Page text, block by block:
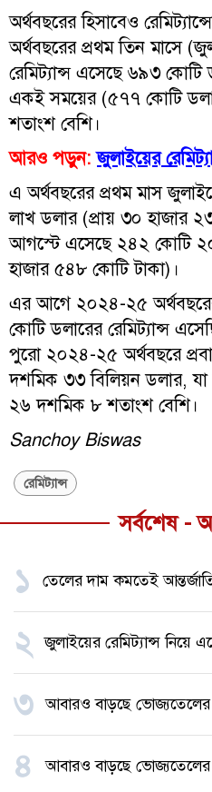
অর্থবছরের হিসাবেও
অর্থবছরের প্রথম তিন মাসে
রেমিট্যান্স এসেছে ৬৯৩
একই সময়ের (৫৭৭ কোটি
শতাংশ বেশি।
আরও পড়ুন: জুলাইয়ের
এ অর্থবছরের প্রথম মাস
লাখ ডলার (প্রায় ৩০ হাজার
আগস্টে এসেছে ২৪২ কোটি
হাজার ৫৪৮ কোটি টাকা)।
এর আগে ২০২৪-২৫ অর্থবছরের
কোটি ডলারের রেমিট্যান্স
পুরো ২০২৪-২৫ অর্থবছরে
দশমিক ৩৩ বিলিয়ন ডলার,
২৬ দশমিক ৮ শতাংশ বেশি।
Sanchoy Biswas
রেমিট্যান্স
সর্বশেষ -
১ তেলের দাম কমতেই
২ জুলাইয়ের রেমিট্যান্স নিয়ে
৩ আবারও বাড়ছে
৪ আবারও বাড়ছে